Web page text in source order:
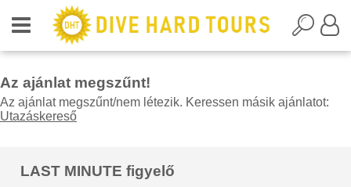
Az ajánlat megszűnt!
Az ajánlat megszűnt/nem létezik. Keressen másik ajánlatot:
Utazáskereső
LAST MINUTE figyelő